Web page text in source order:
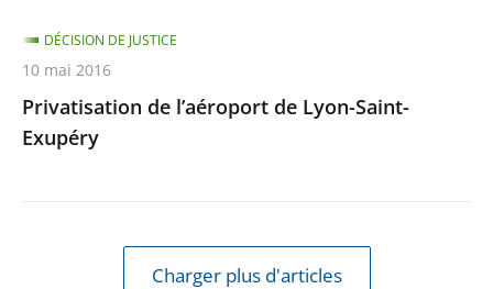
Privatisation de l’aéroport de Lyon-Saint-
Exupéry
DÉCISION DE JUSTICE
10 mai 2016
Charger plus d'articles